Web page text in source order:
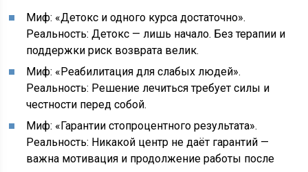
Миф: «Детокс и одного курса достаточно».
Реальность: Детокс — лишь начало. Без терапии и
поддержки риск возврата велик.
Миф: «Реабилитация для слабых людей».
Реальность: Решение лечиться требует силы и
честности перед собой.
Миф: «Гарантии стопроцентного результата».
Реальность: Никакой центр не даёт гарантий —
важна мотивация и продолжение работы после